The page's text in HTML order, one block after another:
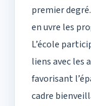
premier
en uvre les
L’école
liens avec les
favorisant
cadre